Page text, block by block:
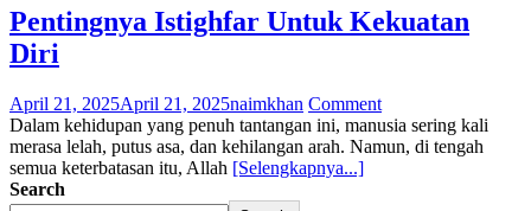
Pentingnya Istighfar Untuk Kekuatan
Diri
April 21, 2025April 21, 2025naimkhan Comment
Dalam kehidupan yang penuh tantangan ini, manusia sering kali
merasa lelah, putus asa, dan kehilangan arah. Namun, di tengah
semua keterbatasan itu, Allah [Selengkapnya...]
Search